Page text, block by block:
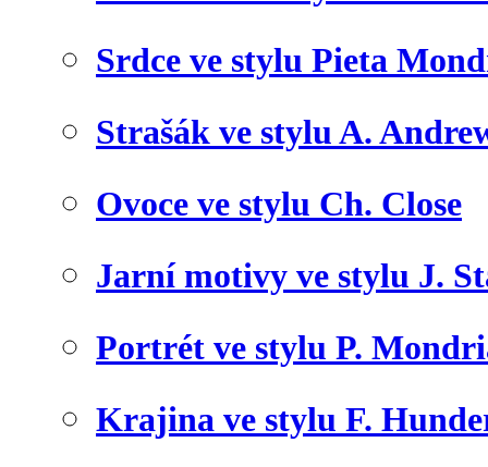
Srdce ve stylu Pieta
Strašák ve stylu A.
Ovoce ve stylu Ch. Close
Jarní motivy ve stylu J.
Portrét ve stylu P.
Krajina ve stylu F.